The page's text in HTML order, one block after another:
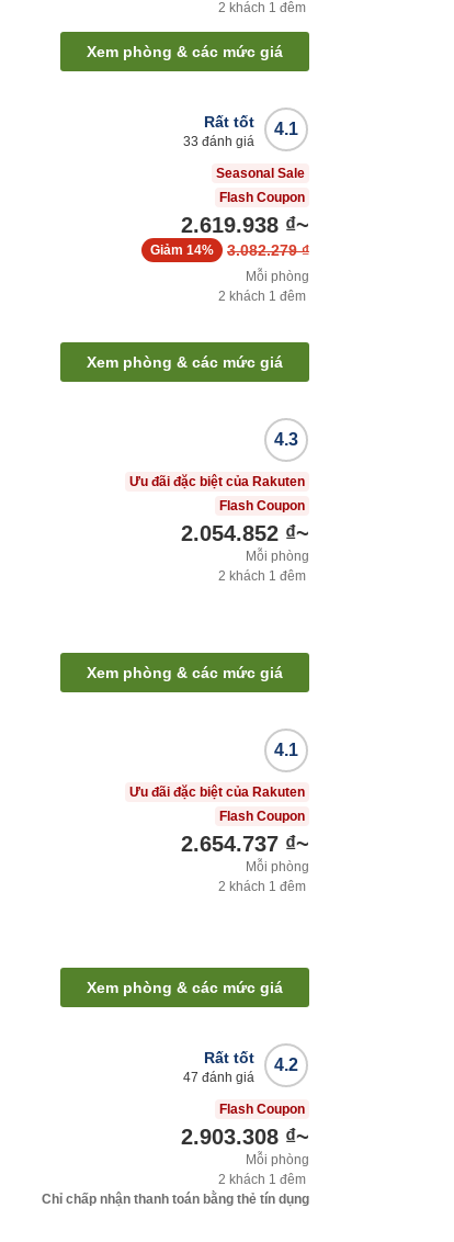
2 khách 1 đêm
Xem phòng & các mức giá
4.1
Rất tốt
33 đánh giá
Seasonal Sale
Flash Coupon
2.619.938 ₫~
3.082.279 ₫
Giảm 14%
Mỗi phòng
2 khách 1 đêm
Xem phòng & các mức giá
4.3
Ưu đãi đặc biệt của Rakuten
Flash Coupon
2.054.852 ₫~
Mỗi phòng
2 khách 1 đêm
Xem phòng & các mức giá
4.1
Ưu đãi đặc biệt của Rakuten
Flash Coupon
2.654.737 ₫~
Mỗi phòng
2 khách 1 đêm
Xem phòng & các mức giá
4.2
Rất tốt
47 đánh giá
Flash Coupon
2.903.308 ₫~
Mỗi phòng
2 khách 1 đêm
Chỉ chấp nhận thanh toán bằng thẻ tín dụng